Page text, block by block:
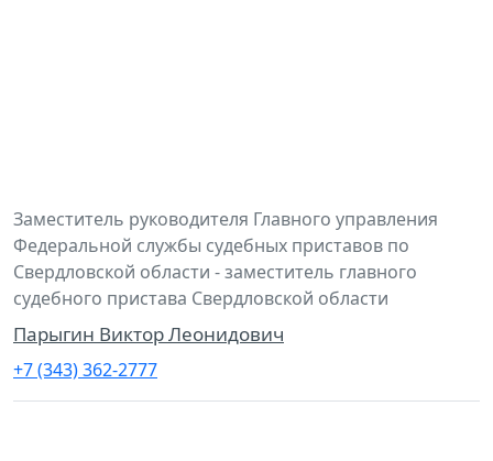
Заместитель руководителя Главного управления
Федеральной службы судебных приставов по
Свердловской области - заместитель главного
судебного пристава Свердловской области
Парыгин Виктор Леонидович
+7 (343) 362-2777